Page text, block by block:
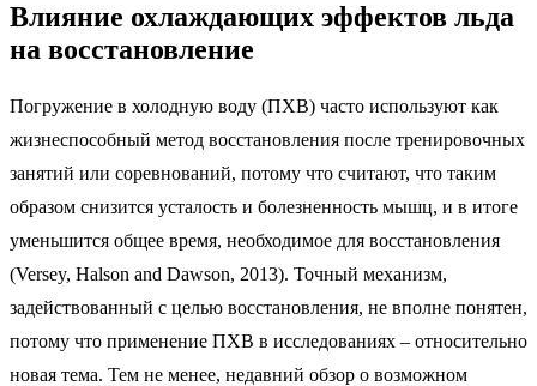
Влияние охлаждающих эффектов льда
на восстановление
Погружение в холодную воду (ПХВ) часто используют как
жизнеспособный метод восстановления после тренировочных
занятий или соревнований, потому что считают, что таким
образом снизится усталость и болезненность мышц, и в итоге
уменьшится общее время, необходимое для восстановления
(Versey, Halson and Dawson, 2013). Точный механизм,
задействованный с целью восстановления, не вполне понятен,
потому что применение ПХВ в исследованиях – относительно
новая тема. Тем не менее, недавний обзор о возможном